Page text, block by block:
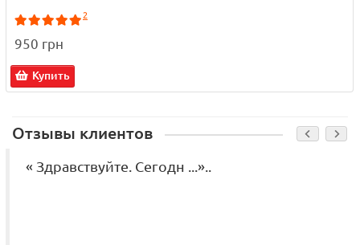
2
950 грн
Купить
Отзывы клиентов
« Здравствуйте. Сегодн ...»..